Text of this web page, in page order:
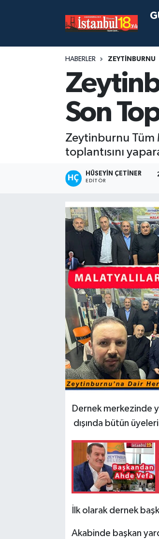
HABERLER ZEYTİNBURNU
Son
Zeytinburnu Tüm
toplantısını
HÜSEYIN ÇETINER
EDITÖR
Dernek merkezinde
dışında bütün
İlk olarak dernek
Akabinde başkan